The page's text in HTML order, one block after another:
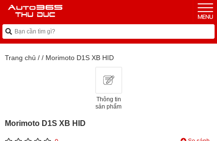
Trang chủ / / Morimoto D1S XB HID
Thông tin
sản phẩm
Morimoto D1S XB HID